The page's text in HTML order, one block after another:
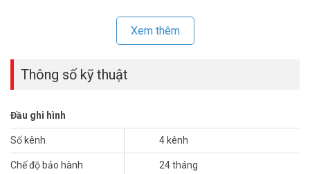
– Hỗ trợ Camera IP của bên thứ ba với chuẩn ONVIF: Profile S,
– Hỗ trợ 1 kênh HDMI, 1 kên VGA.
– Kết xuất đồng thời HDMI và VGA.
– 1 SATA HDD lên đến 10TB.
– Hỗ trợ nâng cấp đám mây.
– Chất liệu: vỏ sắt.
– Xuất xứ: Trung Quốc.
– Bảo hành: 24 tháng.
Xem thêm
Thông số kỹ thuật
Đầu ghi hình
Số kênh 4 kênh
Chế độ bảo hành 24 tháng